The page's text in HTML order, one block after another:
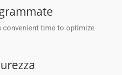
convenient time to optimize